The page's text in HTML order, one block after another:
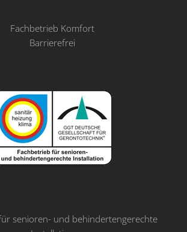
Fachbetrieb Komfort
Barrierefrei
senioren- und behindertengerechte